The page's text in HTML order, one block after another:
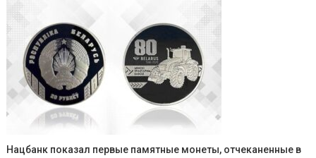
Нацбанк показал первые памятные монеты, отчеканенные в